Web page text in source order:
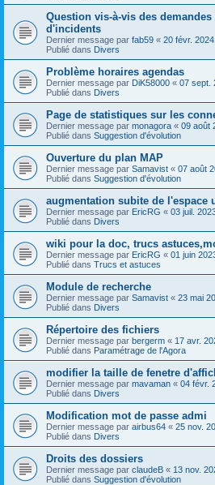
Question vis-à-vis des
d'incidents
Dernier message par fab59 « 20 févr.
Publié dans Divers
Problème horaires agendas
Dernier message par DiK58000 « 07 sept.
Publié dans Divers
Page de statistiques sur les
Dernier message par monagora « 09 août
Publié dans Suggestion d'évolution
Ouverture du plan MAP
Dernier message par Samavist « 07 août
Publié dans Suggestion d'évolution
augmentation subite de l'espace
Dernier message par EricRG « 03 juil.
Publié dans Divers
wiki pour la doc, trucs
Dernier message par EricRG « 01 juin
Publié dans Trucs et astuces
Module de recherche
Dernier message par Samavist « 23 mai
Publié dans Divers
Répertoire des fichiers
Dernier message par bergerm « 17 avr.
Publié dans Paramétrage de l'Agora
modifier la taille de fenetre
Dernier message par mavaman « 04 févr.
Publié dans Divers
Modification mot de passe admi
Dernier message par airbus64 « 25 nov.
Publié dans Divers
Droits des dossiers
Dernier message par claudeB « 13 nov.
Publié dans Suggestion d'évolution